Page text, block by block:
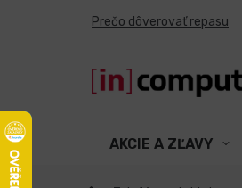
Prečo dôverovať repasu
AKCIE A ZĽAVY